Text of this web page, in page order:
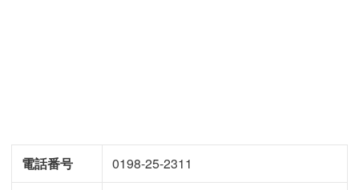
電話番号 0198-25-2311